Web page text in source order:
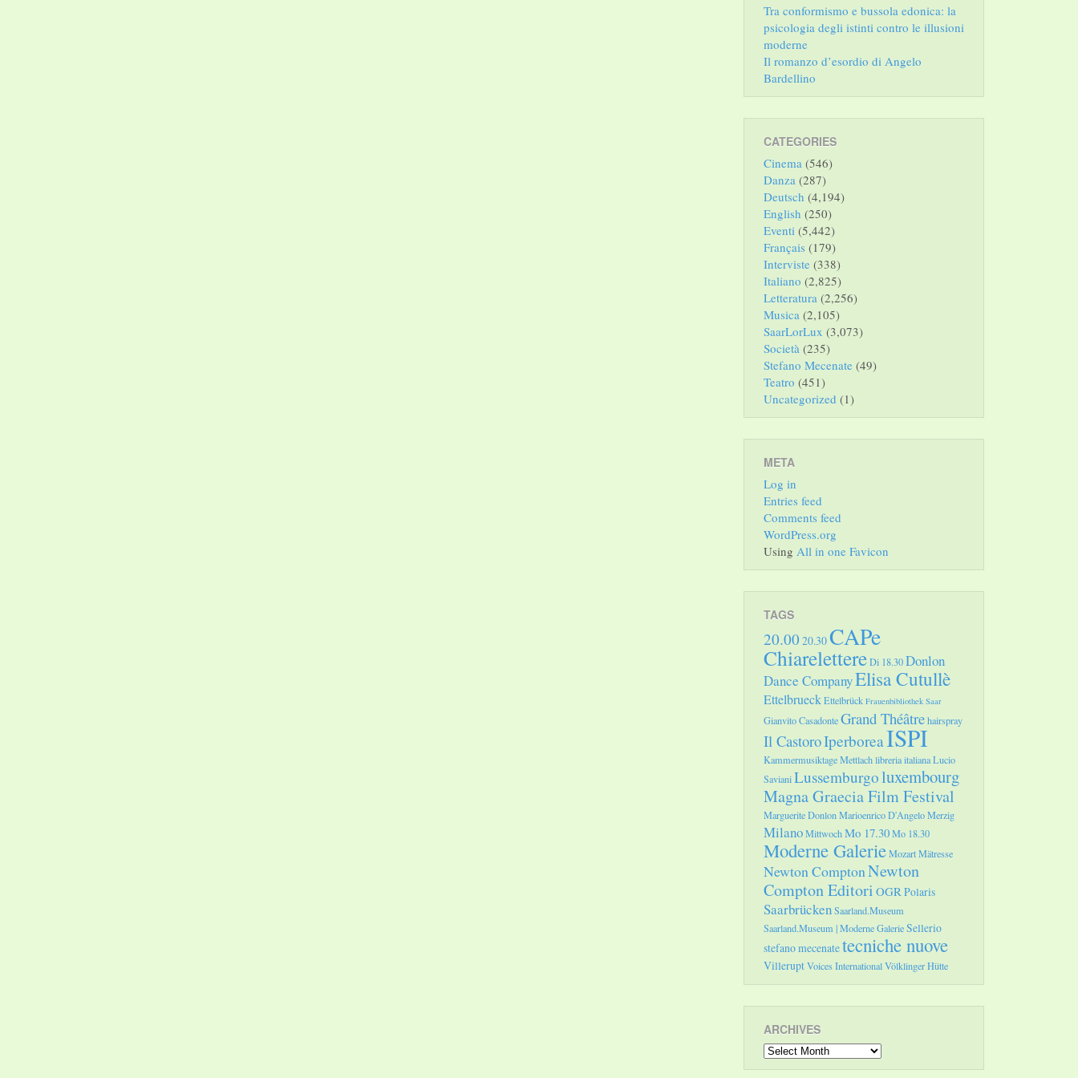
Tra conformismo e bussola edonica: la
psicologia degli istinti contro le illusioni
moderne
Il romanzo d’esordio di Angelo
Bardellino
CATEGORIES
Cinema (546)
Danza (287)
Deutsch (4,194)
English (250)
Eventi (5,442)
Français (179)
Interviste (338)
Italiano (2,825)
Letteratura (2,256)
Musica (2,105)
SaarLorLux (3,073)
Società (235)
Stefano Mecenate (49)
Teatro (451)
Uncategorized (1)
META
Log in
Entries feed
Comments feed
WordPress.org
Using All in one Favicon
TAGS
20.00 20.30CAPe
ChiarelettereDi 18.30Donlon
Dance CompanyElisa Cutullè
EttelbrueckEttelbrück Frauenbibliothek Saar
Gianvito CasadonteGrand Théâtrehairspray
Il CastoroIperboreaISPI
Kammermusiktage Mettlachlibreria italianaLucio
SavianiLussemburgoluxembourg
Magna Graecia Film Festival
Marguerite DonlonMarioenrico D'AngeloMerzig
MilanoMittwochMo 17.30Mo 18.30
Moderne GalerieMozartMätresse
Newton ComptonNewton
Compton Editori OGRPolaris
SaarbrückenSaarland.Museum
Saarland.Museum | Moderne GalerieSellerio
stefano mecenatetecniche nuove
VilleruptVoices InternationalVölklinger Hütte
ARCHIVES
Archives